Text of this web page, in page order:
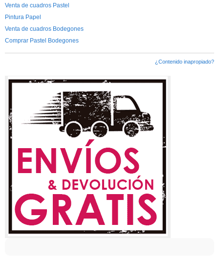
Venta de cuadros Pastel
Pintura Papel
Venta de cuadros Bodegones
Comprar Pastel Bodegones
¿Contenido inapropiado?